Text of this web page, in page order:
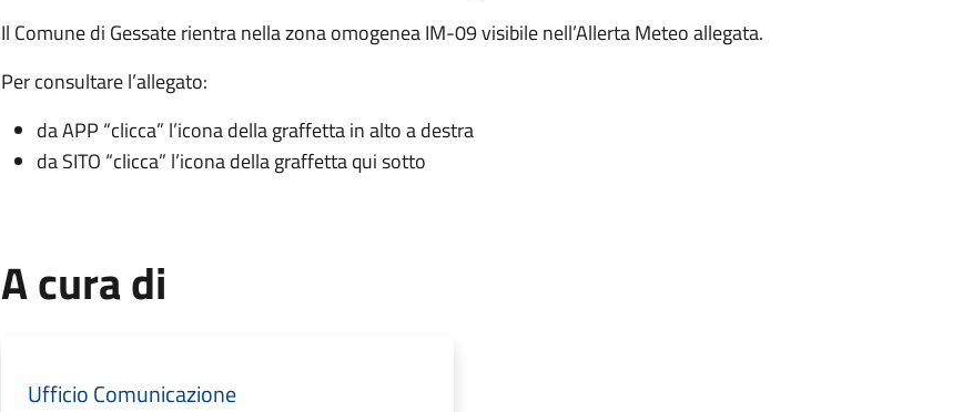
Il Comune di Gessate rientra nella zona omogenea IM-09 visibile nell’Allerta Meteo allegata.
Per consultare l’allegato:
da APP “clicca” l’icona della graffetta in alto a destra
da SITO “clicca” l’icona della graffetta qui sotto
A cura di
Ufficio Comunicazione